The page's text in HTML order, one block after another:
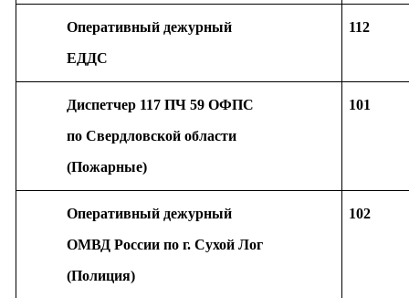
Оперативный дежурный
ЕДДС
Диспетчер 117 ПЧ 59 ОФПС
по Свердловской области
(Пожарные)
101
Оперативный дежурный
ОМВД России по г. Сухой Лог
(Полиция)
102